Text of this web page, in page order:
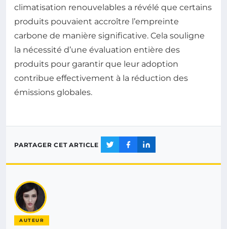
climatisation renouvelables a révélé que certains
produits pouvaient accroître l’empreinte
carbone de manière significative. Cela souligne
la nécessité d’une évaluation entière des
produits pour garantir que leur adoption
contribue effectivement à la réduction des
émissions globales.
PARTAGER CET ARTICLE
AUTEUR